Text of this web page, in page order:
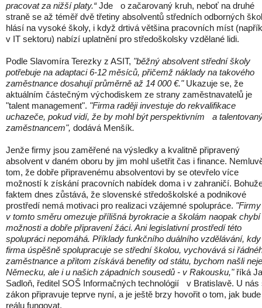
pracovat za nižší platy.“ Jde o začarovaný kruh, neboť na druhé
straně se až téměř dvě třetiny absolventů středních odborných škol
hlásí na vysoké školy, i když drtivá většina pracovních míst
v IT sektoru) nabízí uplatnění pro středoškolsky vzdělané lidi.
Podle Slavomíra Terezky z ASIT, "běžný absolvent
potřebuje na adaptaci 6-12 měsíců, přičemž náklady na takového
zaměstnance dosahují průměrně až 14 000 €." Ukazuje se, že
aktuálním částečným východiskem ze strany zaměstnavatelů je
"talent management". "Firma raději investuje do rekvalifikace
uchazeče, pokud vidí, že by mohl být perspektivním
a
zaměstnancem", dodává Menšík.
Jenže firmy jsou zaměřené na výsledky a kvalitně připravený
absolvent v daném oboru by jim mohl ušetřit čas i finance.
tom, že dobře připravenému absolventovi by se otevřelo více
možností k získání pracovních nabídek doma i v zahraničí.
faktem dnes zůstává, že slovenské středoškolské a podnikové
prostředí nemá motivaci pro realizaci vzájemné spolupráce. "Firmy
v tomto směru omezuje přílišná byrokracie a školám naopak chybí
možnosti a dobře připravení žáci. Ani legislativní prostředí této
spolupráci nepomáhá. Příklady funkčního duálního vzdělávání, kdy
firma úspěšně spolupracuje se střední školou, vychovává si
zaměstnance a přitom získává benefity od státu, bychom našli
Německu, ale i u našich západních sousedů - v Rakousku," říká
Sadloň, ředitel SOŠ Informačných technológií
v Bratislavě. U nás
zákon připravuje teprve nyní, a je ještě brzy hovořit o tom, jak
reálu fungovat.